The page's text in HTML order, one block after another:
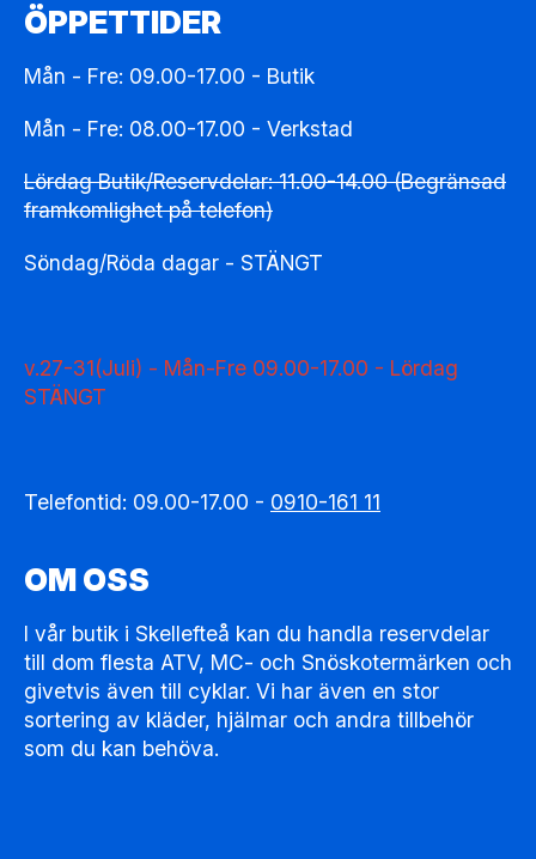
ÖPPETTIDER
Mån - Fre: 09.00-17.00 - Butik
Mån - Fre: 08.00-17.00 - Verkstad
Lördag Butik/Reservdelar: 11.00-14.00 (Begränsad
framkomlighet på telefon)
Söndag/Röda dagar - STÄNGT
v.27-31(Juli) - Mån-Fre 09.00-17.00 - Lördag
STÄNGT
Telefontid: 09.00-17.00 - 0910-161 11
OM OSS
I vår butik i Skellefteå kan du handla reservdelar
till dom flesta ATV, MC- och Snöskotermärken och
givetvis även till cyklar. Vi har även en stor
sortering av kläder, hjälmar och andra tillbehör
som du kan behöva.